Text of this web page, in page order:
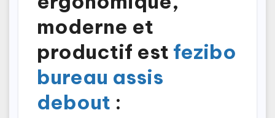
moderne et
productif est fezibo
bureau assis
debout :